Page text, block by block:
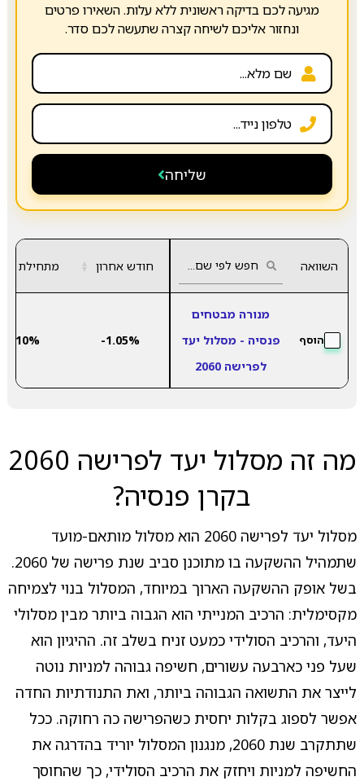
מגיעה לכם בדיקה ראשונית ללא עלות. השאירו פרטים
ונחזור אליכם לשיחה קצרה שתעשה לכם סדר.
שליחה
השוואה חודש אחרון ▲
▼ מתחילת
הוסף
מנורה מבטחים
פנסיה - מסלול יעד
לפרישה 2060
-1.05%
7.10%
מה זה מסלול יעד לפרישה 2060
בקרן פנסיה?
מסלול יעד לפרישה 2060 הוא מסלול מותאם-מועד
שתמהיל ההשקעה בו מתוכנן סביב שנת פרישה של 2060.
בשל אופק ההשקעה הארוך במיוחד, המסלול בנוי לצמיחה
מקסימלית: הרכיב המנייתי הוא הגבוה ביותר מבין מסלולי
היעד, והרכיב הסולידי כמעט זניח בשלב זה. ההיגיון הוא
שעל פני כארבעה עשורים, חשיפה גבוהה למניות נוטה
לייצר את התשואה הגבוהה ביותר, ואת התנודתיות החדה
אפשר לספוג בקלות יחסית כשהפרישה כה רחוקה. ככל
שתתקרב שנת 2060, מנגנון המסלול יוריד בהדרגה את
החשיפה למניות ויחזק את הרכיב הסולידי, כך שהחוסך